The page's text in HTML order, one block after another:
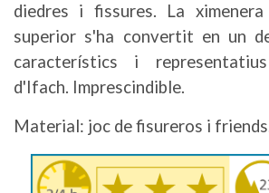
diedres i fissures. La
superior s'ha convertit en un
característics i
d'Ifach. Imprescindible.
Material: joc de fisureros i
Imatge